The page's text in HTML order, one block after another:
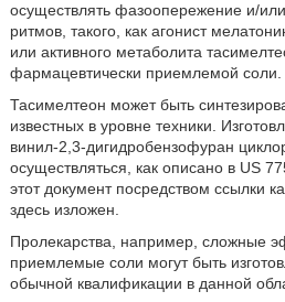
осуществлять фазоопережение и/
ритмов, такого, как агонист
или активного метаболита
фармацевтически приемлемой соли.
Тасимелтеон может быть
известных в уровне техники.
винил-2,3-дигидробензофуран
осуществляться, как описано в US
этот документ посредством ссылки
здесь изложен.
Пролекарства, например, сложные
приемлемые соли могут быть
обычной квалификации в данной